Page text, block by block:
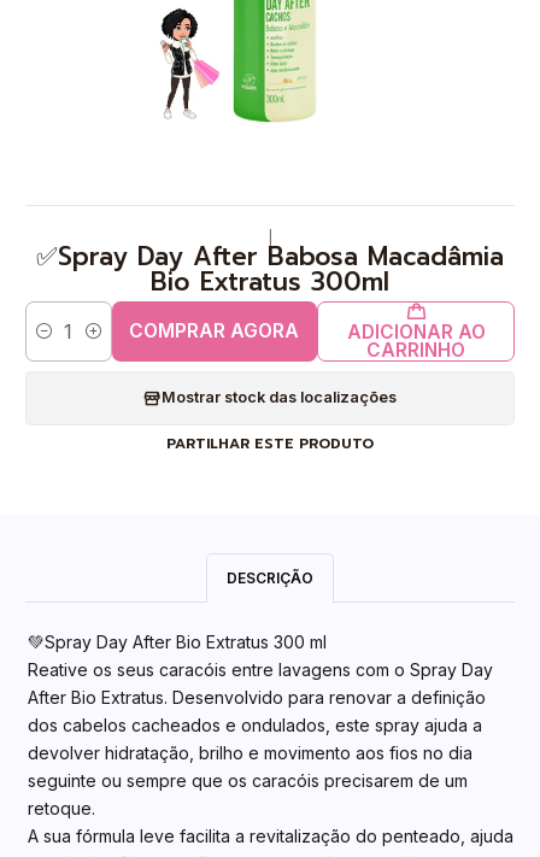
✅Spray Day After Babosa Macadâmia
Bio Extratus 300ml
Quantidade ADICIONAR AO
CARRINHO
COMPRAR AGORA
Mostrar stock das localizações
PARTILHAR ESTE PRODUTO
DESCRIÇÃO
💚Spray Day After Bio Extratus 300 ml
Reative os seus caracóis entre lavagens com o Spray Day
After Bio Extratus. Desenvolvido para renovar a definição
dos cabelos cacheados e ondulados, este spray ajuda a
devolver hidratação, brilho e movimento aos fios no dia
seguinte ou sempre que os caracóis precisarem de um
retoque.
A sua fórmula leve facilita a revitalização do penteado, ajuda